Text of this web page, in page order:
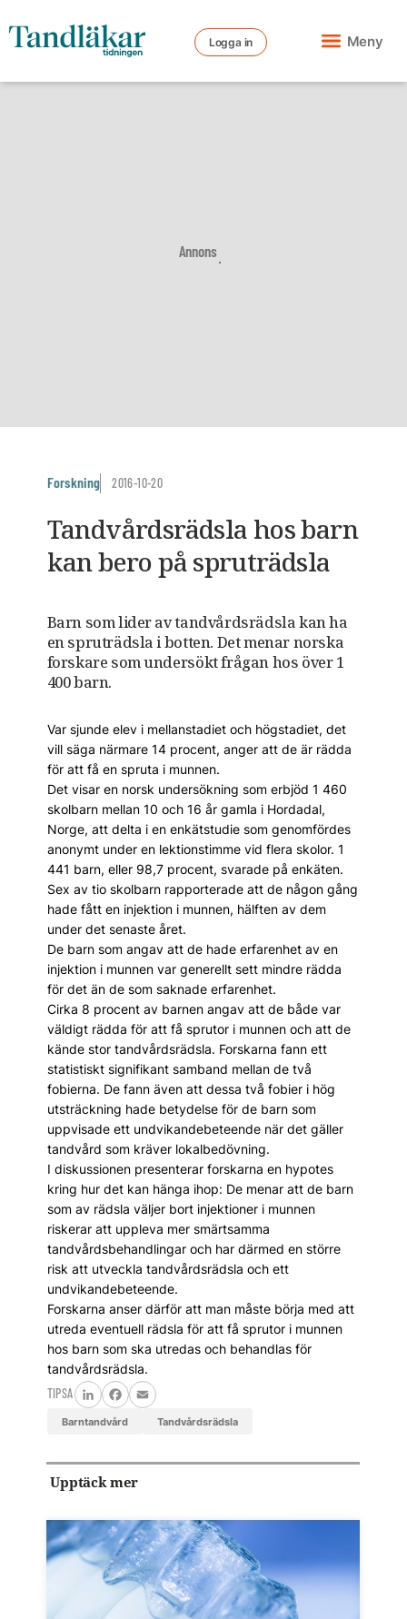
Logga in Meny
Annons
Forskning 2016-10-20
Tandvårdsrädsla hos barn
kan bero på spruträdsla
Barn som lider av tandvårdsrädsla kan ha
en spruträdsla i botten. Det menar norska
forskare som undersökt frågan hos över 1
400 barn.
Var sjunde elev i mellanstadiet och högstadiet, det
vill säga närmare 14 procent, anger att de är rädda
för att få en spruta i munnen.
Det visar en norsk undersökning som erbjöd 1 460
skolbarn mellan 10 och 16 år gamla i Hordadal,
Norge, att delta i en enkätstudie som genomfördes
anonymt under en lektionstimme vid flera skolor. 1
441 barn, eller 98,7 procent, svarade på enkäten.
Sex av tio skolbarn rapporterade att de någon gång
hade fått en injektion i munnen, hälften av dem
under det senaste året.
De barn som angav att de hade erfarenhet av en
injektion i munnen var generellt sett mindre rädda
för det än de som saknade erfarenhet.
Cirka 8 procent av barnen angav att de både var
väldigt rädda för att få sprutor i munnen och att de
kände stor tandvårdsrädsla. Forskarna fann ett
statistiskt signifikant samband mellan de två
fobierna. De fann även att dessa två fobier i hög
utsträckning hade betydelse för de barn som
uppvisade ett undvikandebeteende när det gäller
tandvård som kräver lokalbedövning.
I diskussionen presenterar forskarna en hypotes
kring hur det kan hänga ihop: De menar att de barn
som av rädsla väljer bort injektioner i munnen
riskerar att uppleva mer smärtsamma
tandvårdsbehandlingar och har därmed en större
risk att utveckla tandvårdsrädsla och ett
undvikandebeteende.
Forskarna anser därför att man måste börja med att
utreda eventuell rädsla för att få sprutor i munnen
hos barn som ska utredas och behandlas för
tandvårdsrädsla.
TIPSA
LinkedInFacebook
Email
barntandvård tandvårdsrädsla
Upptäck mer